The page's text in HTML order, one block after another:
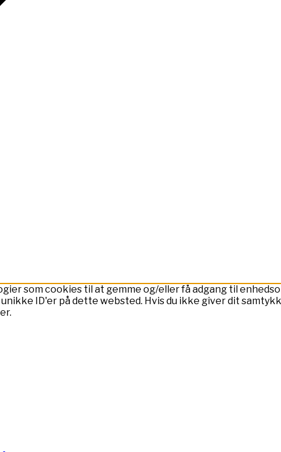
som cookies til at gemme og/eller få adgang til
ID'er på dette websted. Hvis du ikke giver dit